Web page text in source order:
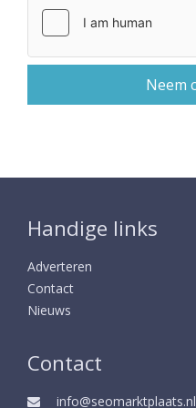
Handige links
Adverteren
Contact
Nieuws
Contact
info@seomarktplaats.nl